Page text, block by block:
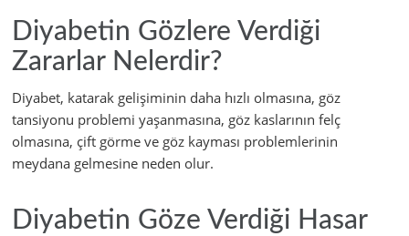
Diyabetin Gözlere Verdiği
Zararlar Nelerdir?
Diyabet, katarak gelişiminin daha hızlı olmasına, göz
tansiyonu problemi yaşanmasına, göz kaslarının felç
olmasına, çift görme ve göz kayması problemlerinin
meydana gelmesine neden olur.
Diyabetin Göze Verdiği Hasar